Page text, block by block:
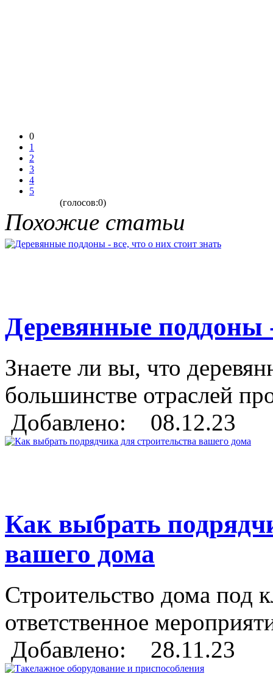
0
1
2
3
4
5
(голосов:0)
Похожие статьи
Деревянные поддоны
Знаете ли вы, что
большинстве отраслей
Добавлено: 08.12.23
Как выбрать
вашего дома
Строительство дома под
ответственное
Добавлено: 28.11.23